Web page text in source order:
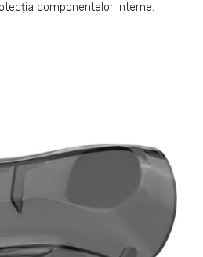
componentelor interne.